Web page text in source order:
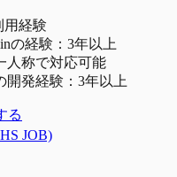
用経験
の経験：3年以上
人称で対応可能
開発経験：3年以上
る
JOB)